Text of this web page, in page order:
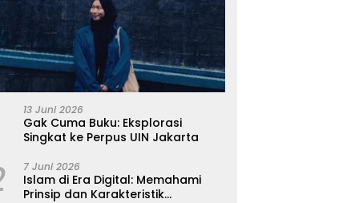
13 Juni 2026
Gak Cuma Buku: Eksplorasi
Singkat ke Perpus UIN Jakarta
7 Juni 2026
Islam di Era Digital: Memahami
Prinsip dan Karakteristik